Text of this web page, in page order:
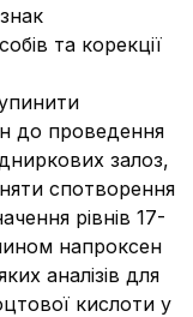
та корекції
до проведення
залоз,
спотворення
рівнів 17-
напроксен
аналізів для
кислоти у